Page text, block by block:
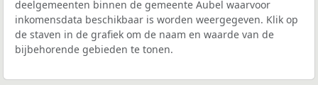
deelgemeenten binnen de gemeente Aubel waarvoor
inkomensdata beschikbaar is worden weergegeven. Klik op
de staven in de grafiek om de naam en waarde van de
bijbehorende gebieden te tonen.